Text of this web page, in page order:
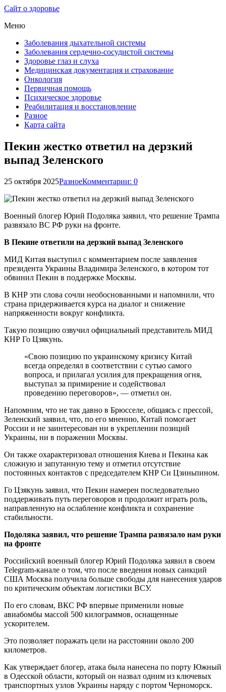
Сайт о здоровье
Меню
Заболевания дыхательной системы
Заболевания сердечно-сосудистой системы
Здоровье глаз и слуха
Медицинская документация и страхование
Онкология
Первичная помощь
Психическое здоровье
Реабилитация и восстановление
Разное
Карта сайта
Пекин жестко ответил на дерзкий
выпад Зеленского
25 октября 2025РазноеКомментарии: 0
Военный блогер Юрий Подоляка заявил, что решение Трампа
развязало ВС РФ руки на фронте.
В Пекине ответили на дерзкий выпад Зеленского
МИД Китая выступил с комментарием после заявления
президента Украины Владимира Зеленского, в котором тот
обвинил Пекин в поддержке Москвы.
В КНР эти слова сочли необоснованными и напомнили, что
страна придерживается курса на диалог и снижение
напряженности вокруг конфликта.
Такую позицию озвучил официальный представитель МИД
КНР Го Цзякунь.
«Свою позицию по украинскому кризису Китай
всегда определял в соответствии с сутью самого
вопроса, и прилагал усилия для прекращения огня,
выступал за примирение и содействовал
проведению переговоров», — отметил он.
Напомним, что не так давно в Брюсселе, общаясь с прессой,
Зеленский заявил, что, по его мнению, Китай помогает
России и не заинтересован ни в укреплении позиций
Украины, ни в поражении Москвы.
Он также охарактеризовал отношения Киева и Пекина как
сложную и запутанную тему и отметил отсутствие
постоянных контактов с председателем КНР Си Цзиньпином.
Го Цзякунь заявил, что Пекин намерен последовательно
поддерживать путь переговоров и продолжит играть роль,
направленную на ослабление конфликта и сохранение
стабильности.
Подоляка заявил, что решение Трампа развязало нам руки
на фронте
Российский военный блогер Юрий Подоляка заявил в своем
Telegram-канале о том, что после введения новых санкций
США Москва получила больше свободы для нанесения ударов
по критическим объектам логистики ВСУ.
По его словам, ВКС РФ впервые применили новые
авиабомбы массой 500 килограммов, оснащенные
ускорителем.
Это позволяет поражать цели на расстоянии около 200
километров.
Как утверждает блогер, атака была нанесена по порту Южный
в Одесской области, который он назвал одним из ключевых
транспортных узлов Украины наряду с портом Черноморск.